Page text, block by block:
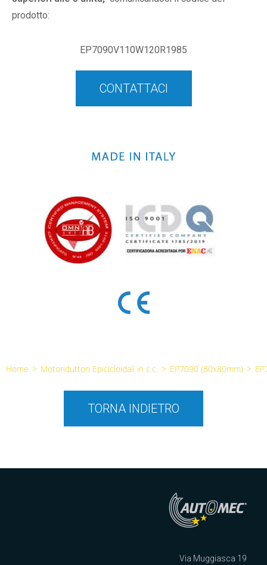
prodotto:
EP7090V110W120R1985
CONTATTACI
Home > Motoriduttori Epicicloidali in c.c. > EP7090 (80x80mm) >
TORNA INDIETRO
Via Muggiasca 19